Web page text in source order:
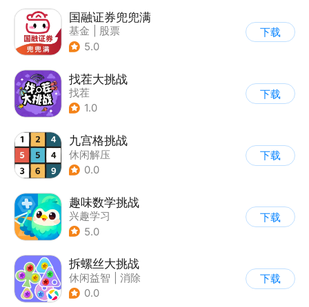
国融证券兜兜满
基金
股票
5.0
下载
找茬大挑战
找茬
1.0
下载
九宫格挑战
休闲解压
0.0
下载
趣味数学挑战
兴趣学习
5.0
下载
拆螺丝大挑战
休闲益智
消除
0.0
下载